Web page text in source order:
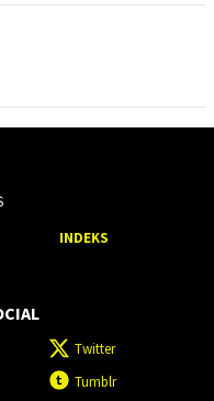
INDEKS
Twitter
Tumblr